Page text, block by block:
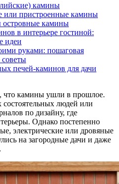
камины
или пристроенные камины
камины
в интерьере гостиной:
идеи
руками: пошаговая
печей-каминов для дачи
что камины ушли в прошлое.
людей или
по дизайну, где
Однако постепенно
электрические или дровяные
на загородные дачи и даже